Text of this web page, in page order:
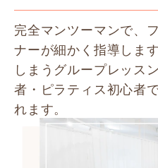
完全マンツーマンで、
ナーが細かく指導しま
しまうグループレッス
者・ピラティス初心者
れます。